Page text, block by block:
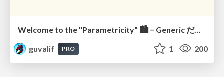
Welcome to the "Parametricity" 🏙️ − Generic だけど Specific な世界 −
guvalif
PRO 1 200